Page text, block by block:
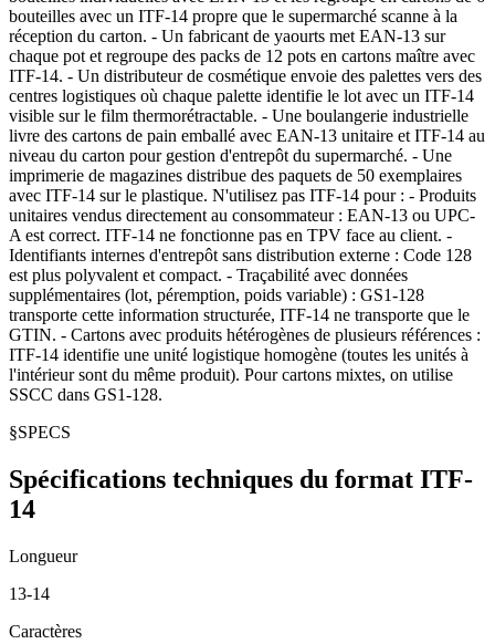
bouteilles avec un ITF-14 propre que le supermarché scanne à la
réception du carton. - Un fabricant de yaourts met EAN-13 sur
chaque pot et regroupe des packs de 12 pots en cartons maître avec
ITF-14. - Un distributeur de cosmétique envoie des palettes vers des
centres logistiques où chaque palette identifie le lot avec un ITF-14
visible sur le film thermorétractable. - Une boulangerie industrielle
livre des cartons de pain emballé avec EAN-13 unitaire et ITF-14 au
niveau du carton pour gestion d'entrepôt du supermarché. - Une
imprimerie de magazines distribue des paquets de 50 exemplaires
avec ITF-14 sur le plastique. N'utilisez pas ITF-14 pour : - Produits
unitaires vendus directement au consommateur : EAN-13 ou UPC-
A est correct. ITF-14 ne fonctionne pas en TPV face au client. -
Identifiants internes d'entrepôt sans distribution externe : Code 128
est plus polyvalent et compact. - Traçabilité avec données
supplémentaires (lot, péremption, poids variable) : GS1-128
transporte cette information structurée, ITF-14 ne transporte que le
GTIN. - Cartons avec produits hétérogènes de plusieurs références :
ITF-14 identifie une unité logistique homogène (toutes les unités à
l'intérieur sont du même produit). Pour cartons mixtes, on utilise
SSCC dans GS1-128.
§SPECS
Spécifications techniques du format ITF-
14
Longueur
13-14
Caractères